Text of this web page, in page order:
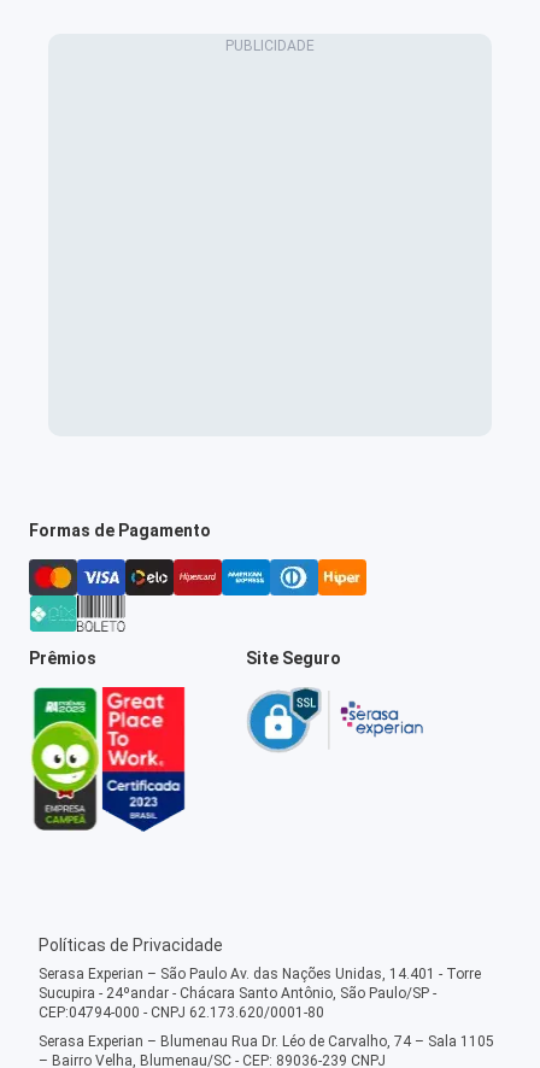
Formas de Pagamento
Prêmios Site Seguro
Políticas de Privacidade
Serasa Experian – São Paulo Av. das Nações Unidas, 14.401 - Torre
Sucupira - 24ºandar - Chácara Santo Antônio, São Paulo/SP -
CEP:04794-000 - CNPJ 62.173.620/0001-80
Serasa Experian – Blumenau Rua Dr. Léo de Carvalho, 74 – Sala 1105
– Bairro Velha, Blumenau/SC - CEP: 89036-239 CNPJ